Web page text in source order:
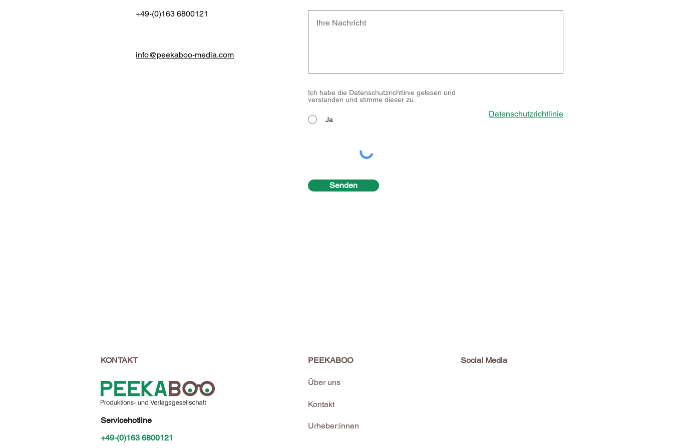
+49-(0)163 6800121
info@peekaboo-media.com
Ich habe die Datenschutzrichtlinie gelesen und
verstanden und stimme dieser zu.
Ja
Datenschutzrichtlinie
Senden
KONTAKT
Servicehotline
+49-(0)163 6800121
PEEKABOO Social Media
Über uns
Kontakt
Urheber:innen